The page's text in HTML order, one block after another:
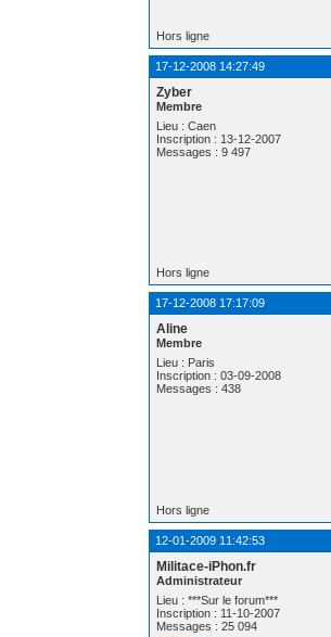
Hors ligne
17-12-2008 14:27:49
Zyber
Membre
Lieu : Caen
Inscription : 13-12-2007
Messages : 9 497
Hors ligne
17-12-2008 17:17:09
Aline
Membre
Lieu : Paris
Inscription : 03-09-2008
Messages : 438
Hors ligne
12-01-2009 11:42:53
Militace-iPhon.fr
Administrateur
Lieu : ***Sur le forum***
Inscription : 11-10-2007
Messages : 25 094